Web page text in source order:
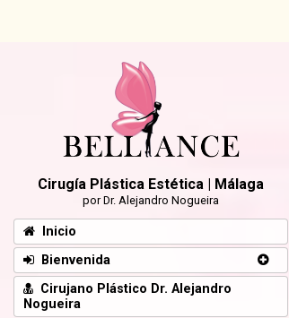
Cirugía Plástica Estética | Málaga
por Dr. Alejandro Nogueira
Inicio
Bienvenida
Cirujano Plástico Dr. Alejandro
Nogueira